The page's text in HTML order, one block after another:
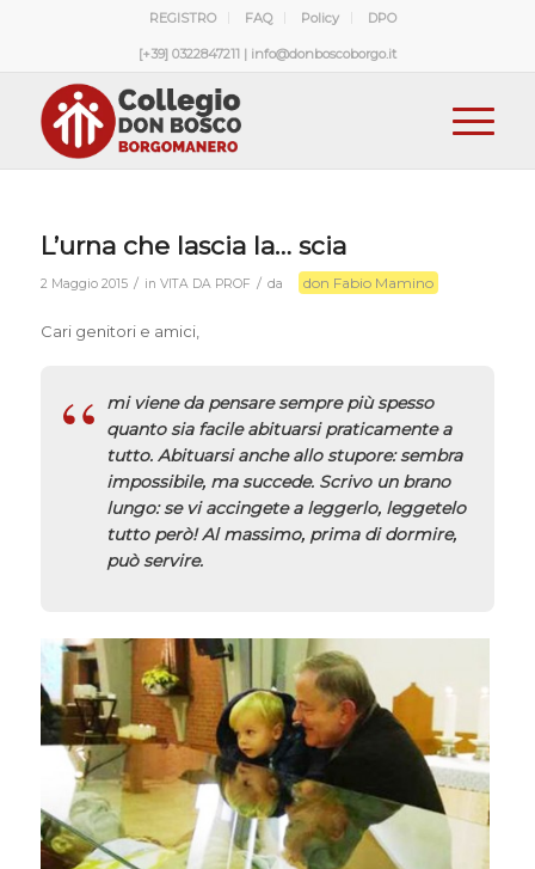
REGISTRO FAQ Policy DPO
[+39] 0322847211 | info@donboscoborgo.it
L’urna che lascia la… scia
2 Maggio 2015 / in VITA DA PROF / da don Fabio Mamino
Cari genitori e amici,
mi viene da pensare sempre più spesso
quanto sia facile abituarsi praticamente a
tutto. Abituarsi anche allo stupore: sembra
impossibile, ma succede. Scrivo un brano
lungo: se vi accingete a leggerlo, leggetelo
tutto però! Al massimo, prima di dormire,
può servire.